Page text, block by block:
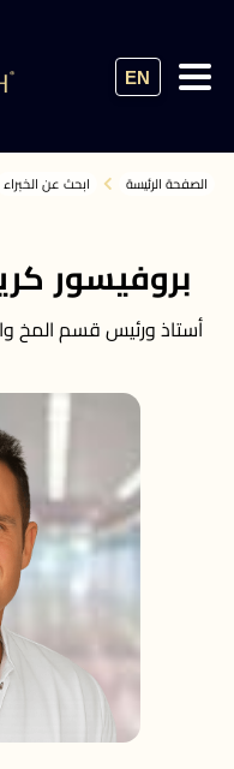
EN
الصفحة الرئيسة ابحث عن الخبراء
بروفيسور
أستاذ ورئيس قسم المخ